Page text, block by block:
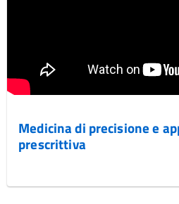
Medicina di precisione e
prescrittiva